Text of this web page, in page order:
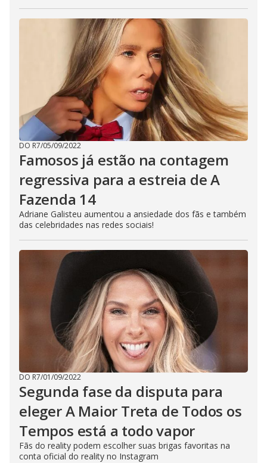
DO R7/05/09/2022
Famosos já estão na contagem
regressiva para a estreia de A
Fazenda 14
Adriane Galisteu aumentou a ansiedade dos fãs e também
das celebridades nas redes sociais!
DO R7/01/09/2022
Segunda fase da disputa para
eleger A Maior Treta de Todos os
Tempos está a todo vapor
Fãs do reality podem escolher suas brigas favoritas na
conta oficial do reality no Instagram